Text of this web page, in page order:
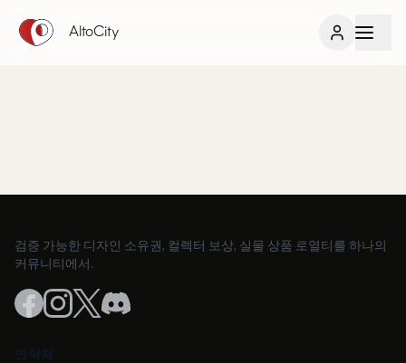
AltoCity
검증 가능한 디자인 소유권, 컬렉터 보상, 실물 상품 로열티를 하나의
커뮤니티에서.
연락처